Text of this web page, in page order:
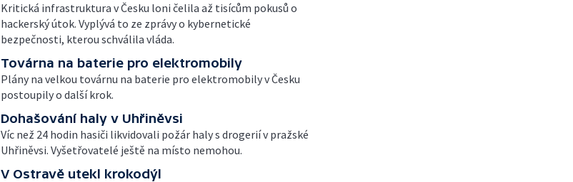
Kritická infrastruktura v Česku loni čelila až tisícům pokusů o
hackerský útok. Vyplývá to ze zprávy o kybernetické
bezpečnosti, kterou schválila vláda.
Továrna na baterie pro elektromobily
Plány na velkou továrnu na baterie pro elektromobily v Česku
postoupily o další krok.
Dohašování haly v Uhřiněvsi
Víc než 24 hodin hasiči likvidovali požár haly s drogerií v pražské
Uhřiněvsi. Vyšetřovatelé ještě na místo nemohou.
V Ostravě utekl krokodýl